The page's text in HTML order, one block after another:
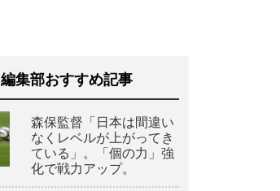
編集部おすすめ記事
森保監督「日本は間違い
なくレベルが上がってき
ている」。「個の力」強
化で戦力アップ。